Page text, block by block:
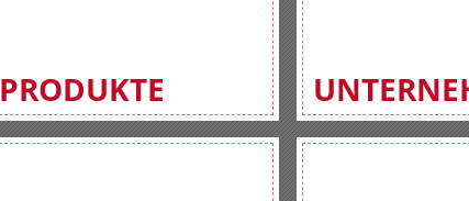
PRODUKTE